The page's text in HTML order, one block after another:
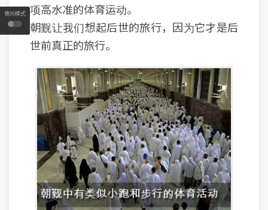
夜间模式 项高水准的体育运动。
朝觐让我们想起后世的旅行，因为它才是后
世前真正的旅行。